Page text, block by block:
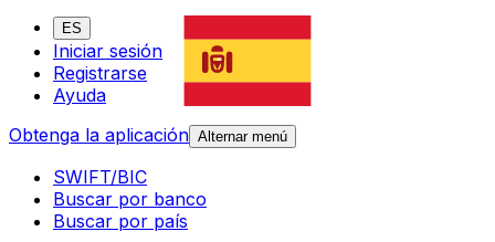
ES
Iniciar sesión
Registrarse
Ayuda
Obtenga la aplicación Alternar menú
SWIFT/BIC
Buscar por banco
Buscar por país